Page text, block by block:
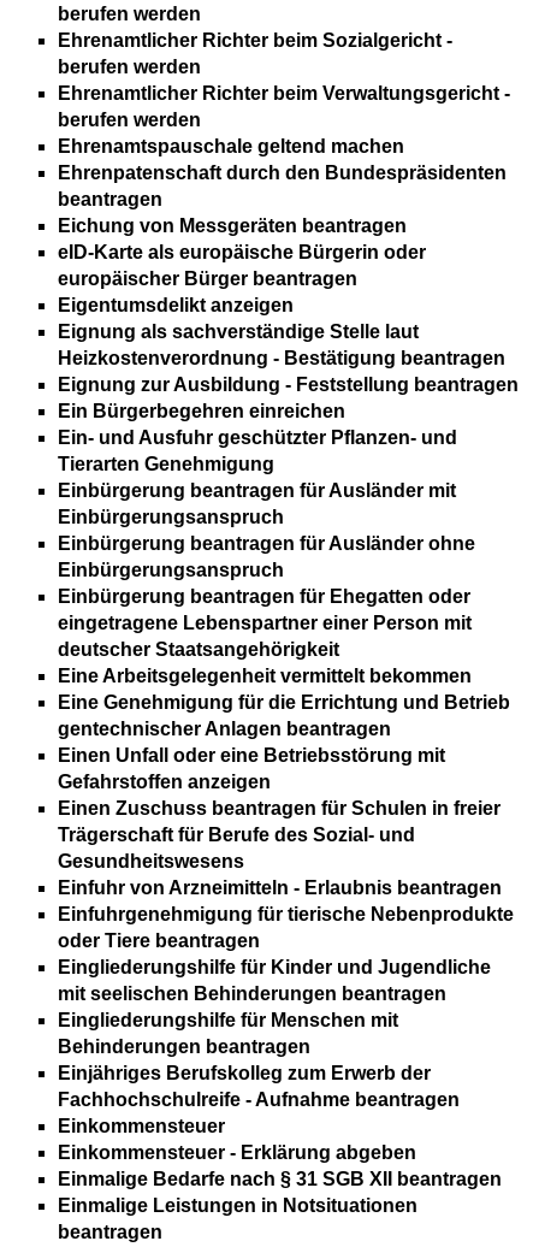
berufen werden
Ehrenamtlicher Richter beim Sozialgericht -
berufen werden
Ehrenamtlicher Richter beim Verwaltungsgericht -
berufen werden
Ehrenamtspauschale geltend machen
Ehrenpatenschaft durch den Bundespräsidenten
beantragen
Eichung von Messgeräten beantragen
eID-Karte als europäische Bürgerin oder
europäischer Bürger beantragen
Eigentumsdelikt anzeigen
Eignung als sachverständige Stelle laut
Heizkostenverordnung - Bestätigung beantragen
Eignung zur Ausbildung - Feststellung beantragen
Ein Bürgerbegehren einreichen
Ein- und Ausfuhr geschützter Pflanzen- und
Tierarten Genehmigung
Einbürgerung beantragen für Ausländer mit
Einbürgerungsanspruch
Einbürgerung beantragen für Ausländer ohne
Einbürgerungsanspruch
Einbürgerung beantragen für Ehegatten oder
eingetragene Lebenspartner einer Person mit
deutscher Staatsangehörigkeit
Eine Arbeitsgelegenheit vermittelt bekommen
Eine Genehmigung für die Errichtung und Betrieb
gentechnischer Anlagen beantragen
Einen Unfall oder eine Betriebsstörung mit
Gefahrstoffen anzeigen
Einen Zuschuss beantragen für Schulen in freier
Trägerschaft für Berufe des Sozial- und
Gesundheitswesens
Einfuhr von Arzneimitteln - Erlaubnis beantragen
Einfuhrgenehmigung für tierische Nebenprodukte
oder Tiere beantragen
Eingliederungshilfe für Kinder und Jugendliche
mit seelischen Behinderungen beantragen
Eingliederungshilfe für Menschen mit
Behinderungen beantragen
Einjähriges Berufskolleg zum Erwerb der
Fachhochschulreife - Aufnahme beantragen
Einkommensteuer
Einkommensteuer - Erklärung abgeben
Einmalige Bedarfe nach § 31 SGB XII beantragen
Einmalige Leistungen in Notsituationen
beantragen